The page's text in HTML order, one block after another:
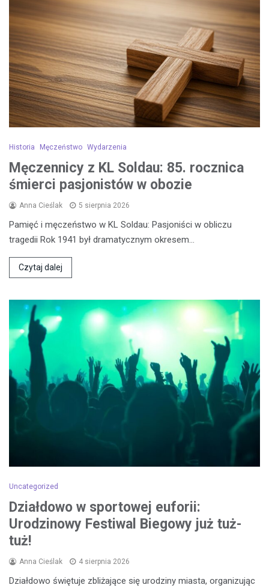
Historia Męczeństwo Wydarzenia
Męczennicy z KL Soldau: 85. rocznica
śmierci pasjonistów w obozie
Anna Cieślak 5 sierpnia 2026
Pamięć i męczeństwo w KL Soldau: Pasjoniści w obliczu
tragedii Rok 1941 był dramatycznym okresem…
Czytaj dalej
Uncategorized
Działdowo w sportowej euforii:
Urodzinowy Festiwal Biegowy już tuż-
tuż!
Anna Cieślak 4 sierpnia 2026
Działdowo świętuje zbliżające się urodziny miasta, organizując